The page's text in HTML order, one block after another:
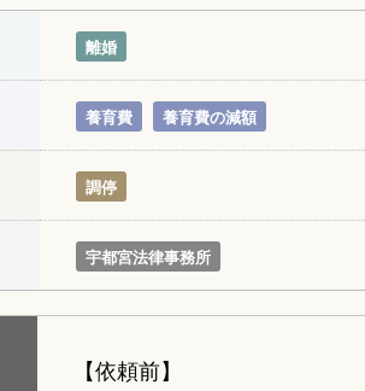
離婚
養育費 養育費の減額
調停
宇都宮法律事務所
【依頼前】